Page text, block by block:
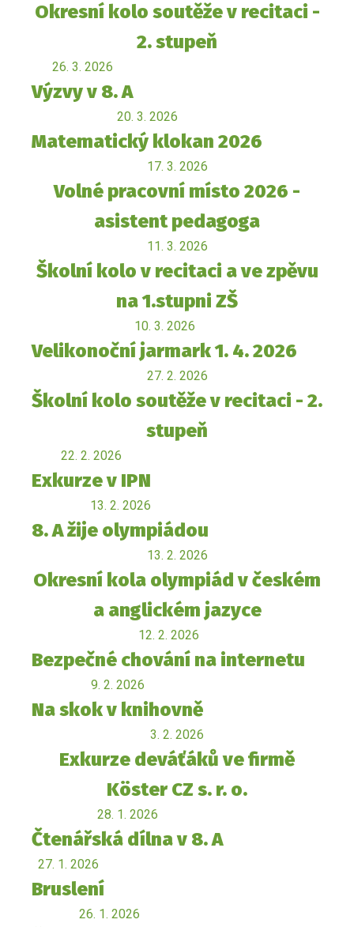
Okresní kolo soutěže v recitaci -
2. stupeň
26. 3. 2026
Výzvy v 8. A
20. 3. 2026
Matematický klokan 2026
17. 3. 2026
Volné pracovní místo 2026 -
asistent pedagoga
11. 3. 2026
Školní kolo v recitaci a ve zpěvu
na 1.stupni ZŠ
10. 3. 2026
Velikonoční jarmark 1. 4. 2026
27. 2. 2026
Školní kolo soutěže v recitaci - 2.
stupeň
22. 2. 2026
Exkurze v IPN
13. 2. 2026
8. A žije olympiádou
13. 2. 2026
Okresní kola olympiád v českém
a anglickém jazyce
12. 2. 2026
Bezpečné chování na internetu
9. 2. 2026
Na skok v knihovně
3. 2. 2026
Exkurze deváťáků ve firmě
Köster CZ s. r. o.
28. 1. 2026
Čtenářská dílna v 8. A
27. 1. 2026
Bruslení
26. 1. 2026